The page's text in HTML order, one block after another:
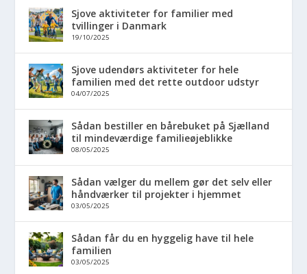
Sjove aktiviteter for familier med
tvillinger i Danmark
19/10/2025
Sjove udendørs aktiviteter for hele
familien med det rette outdoor udstyr
04/07/2025
Sådan bestiller en bårebuket på Sjælland
til mindeværdige familieøjeblikke
08/05/2025
Sådan vælger du mellem gør det selv eller
håndværker til projekter i hjemmet
03/05/2025
Sådan får du en hyggelig have til hele
familien
03/05/2025